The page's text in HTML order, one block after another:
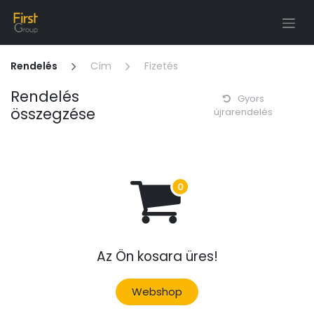
Rendelés Cím Fizetés
Rendelés
összegzése
Gyors
újrarendelés
Az Ön kosara üres!
Webshop